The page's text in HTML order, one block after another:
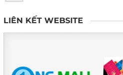
LIÊN KẾT WEBSITE